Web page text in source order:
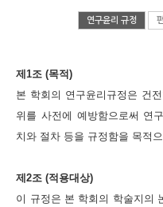
연구윤리 규정
제1조 (목적)
본 학회의 연구윤리규정은 건
위를 사전에 예방함으로써 연
치와 절차 등을 규정함을 목적
제2조 (적용대상)
이 규정은 본 학회의 학술지의